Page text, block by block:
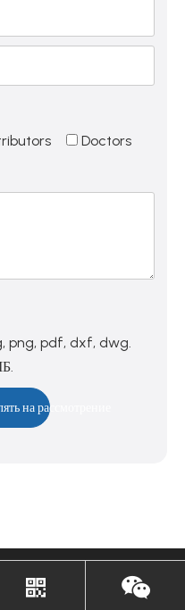
Doctors
png, pdf, dxf, dwg.
на рассмотрение